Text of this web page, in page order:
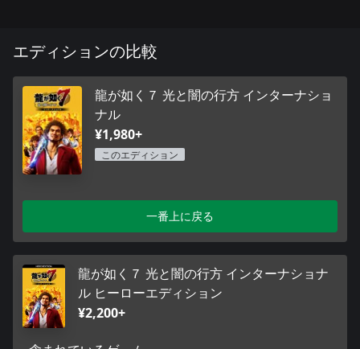
エディションの比較
龍が如く７ 光と闇の行方 インターナショ
ナル
¥1,980+
このエディション
一番上に戻る
龍が如く７ 光と闇の行方 インターナショナ
ル ヒーローエディション
¥2,200+